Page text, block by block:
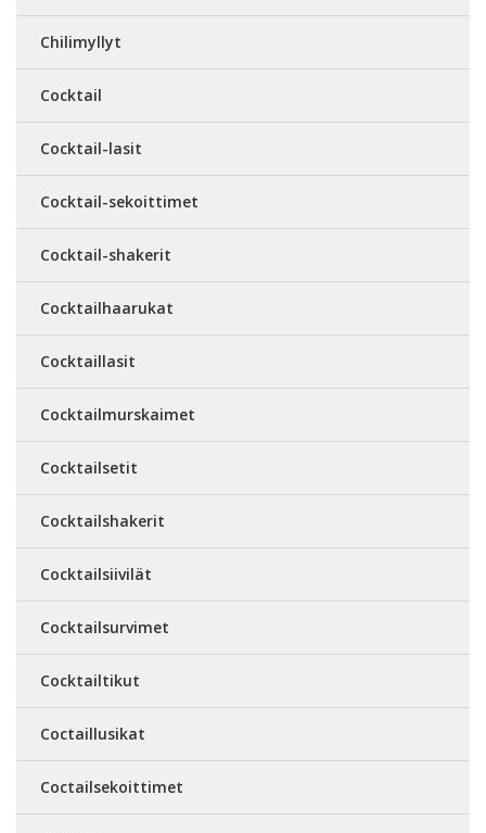
Chilimyllyt
Cocktail
Cocktail-lasit
Cocktail-sekoittimet
Cocktail-shakerit
Cocktailhaarukat
Cocktaillasit
Cocktailmurskaimet
Cocktailsetit
Cocktailshakerit
Cocktailsiivilät
Cocktailsurvimet
Cocktailtikut
Coctaillusikat
Coctailsekoittimet